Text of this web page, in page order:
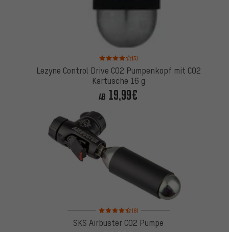
Bewertungen: 4 von 5 basierend auf 5
(5)
Lezyne Control Drive CO2 Pumpenkopf mit CO2
Kartusche 16 g
AB 19,99€
Bewertungen: 4,5 von 5 basierend auf 8
(8)
SKS Airbuster CO2 Pumpe